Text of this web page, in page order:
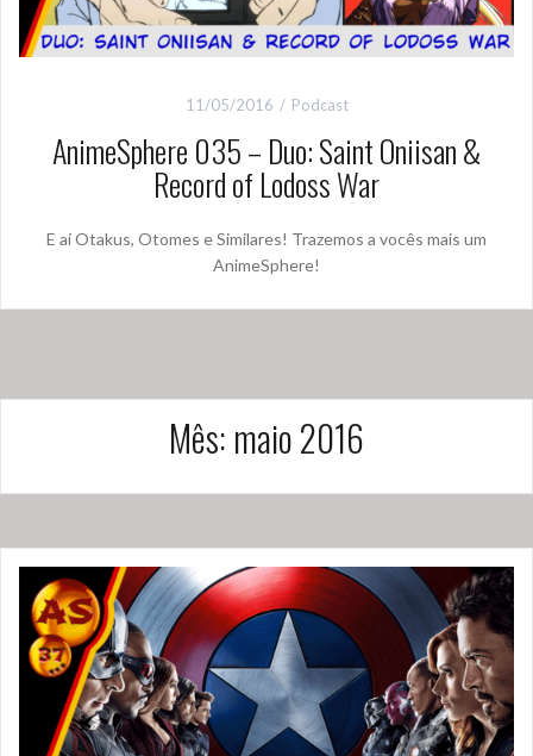
11/05/2016 Podcast
AnimeSphere 035 – Duo: Saint Oniisan &
Record of Lodoss War
E aí Otakus, Otomes e Similares! Trazemos a vocês mais um
AnimeSphere!
Mês: maio 2016